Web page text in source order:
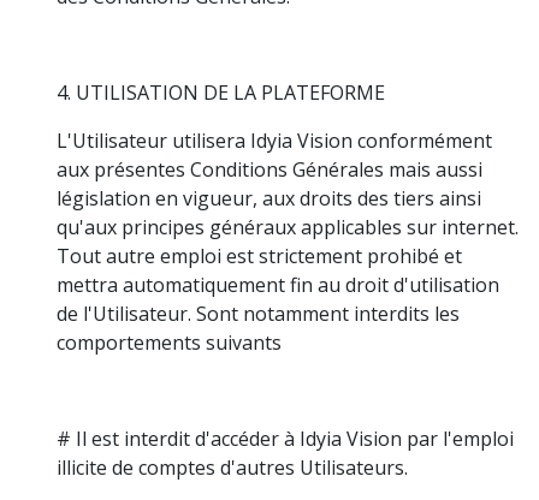
4. UTILISATION DE LA PLATEFORME
L'Utilisateur utilisera Idyia Vision conformément
aux présentes Conditions Générales mais aussi
législation en vigueur, aux droits des tiers ainsi
qu'aux principes généraux applicables sur internet.
Tout autre emploi est strictement prohibé et
mettra automatiquement fin au droit d'utilisation
de l'Utilisateur. Sont notamment interdits les
comportements suivants
# Il est interdit d'accéder à Idyia Vision par l'emploi
illicite de comptes d'autres Utilisateurs.